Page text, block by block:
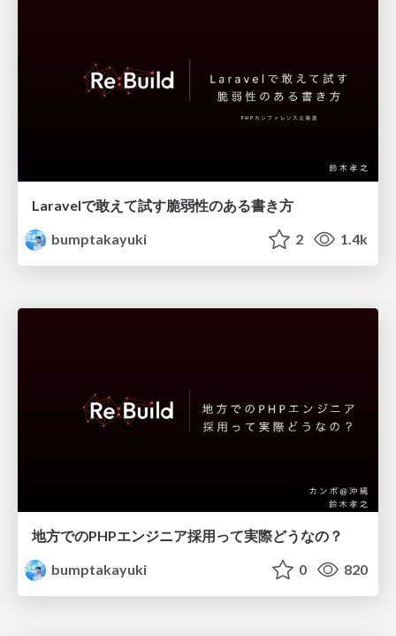
Laravelで敢えて試す脆弱性のある書き方
bumptakayuki
2 1.4k
地方でのPHPエンジニア採用って実際どうなの？
bumptakayuki
0 820